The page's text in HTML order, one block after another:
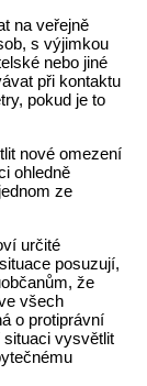
na veřejně
s výjimkou
nebo jiné
při kontaktu
pokud je to
nové omezení
ohledně
ze
určité
posuzují,
že
všech
o protiprávní
situaci vysvětlit